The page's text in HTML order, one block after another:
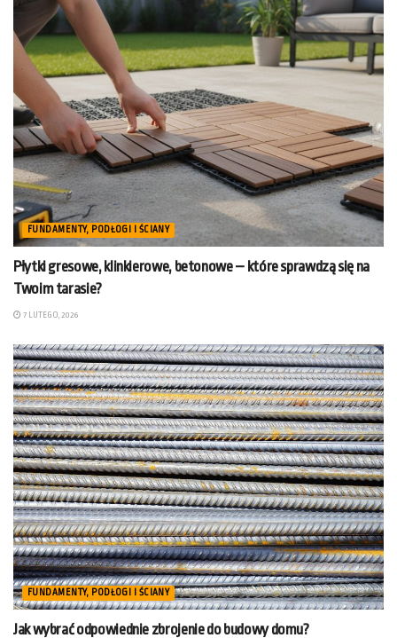
FUNDAMENTY, PODŁOGI I ŚCIANY
Płytki gresowe, klinkierowe, betonowe – które sprawdzą się na
Twoim tarasie?
7 LUTEGO, 2026
FUNDAMENTY, PODŁOGI I ŚCIANY
Jak wybrać odpowiednie zbrojenie do budowy domu?